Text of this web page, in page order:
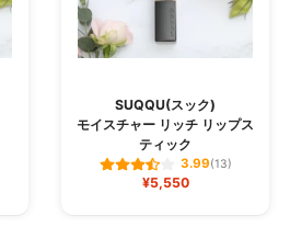
SUQQU(スック)
モイスチャー リッチ リップス
ティック
3.99(13)
¥5,550